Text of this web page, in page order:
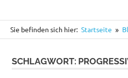
Sie befinden sich hier: Startseite
SCHLAGWORT: